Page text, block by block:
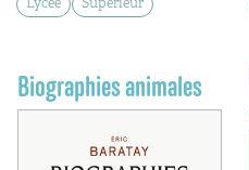
Lycée Supérieur
Biographies animales